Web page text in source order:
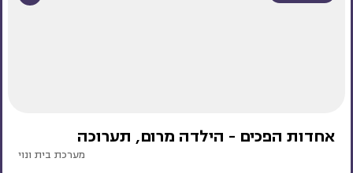
אחדות הפכים - הילדה מרום, תערוכה
מערכת בית ונוי